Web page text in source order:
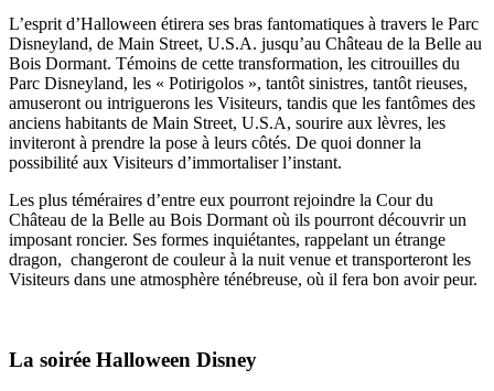
L’esprit d’Halloween étirera ses bras fantomatiques à travers le Parc
Disneyland, de Main Street, U.S.A. jusqu’au Château de la Belle au
Bois Dormant. Témoins de cette transformation, les citrouilles du
Parc Disneyland, les « Potirigolos », tantôt sinistres, tantôt rieuses,
amuseront ou intriguerons les Visiteurs, tandis que les fantômes des
anciens habitants de Main Street, U.S.A, sourire aux lèvres, les
inviteront à prendre la pose à leurs côtés. De quoi donner la
possibilité aux Visiteurs d’immortaliser l’instant.
Les plus téméraires d’entre eux pourront rejoindre la Cour du
Château de la Belle au Bois Dormant où ils pourront découvrir un
imposant roncier. Ses formes inquiétantes, rappelant un étrange
dragon, changeront de couleur à la nuit venue et transporteront les
Visiteurs dans une atmosphère ténébreuse, où il fera bon avoir peur.
La soirée Halloween Disney